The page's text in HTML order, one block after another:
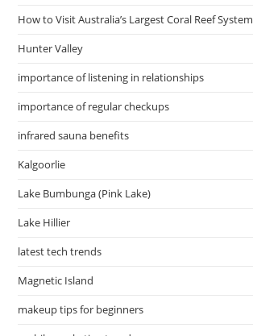
How to Visit Australia’s Largest Coral Reef System
Hunter Valley
importance of listening in relationships
importance of regular checkups
infrared sauna benefits
Kalgoorlie
Lake Bumbunga (Pink Lake)
Lake Hillier
latest tech trends
Magnetic Island
makeup tips for beginners